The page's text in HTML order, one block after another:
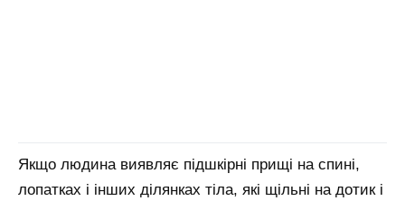
Якщо людина виявляє підшкірні прищі на спині,
лопатках і інших ділянках тіла, які щільні на дотик і